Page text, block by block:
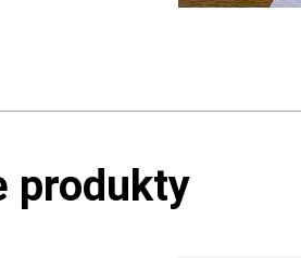
produkty